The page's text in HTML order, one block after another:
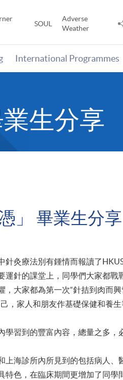
SOUL
Adverse
Weather
International Programmes
生分享
」 畢業生分享
灸療法別有鍾情而報讀了
針的課堂上，同學們大家都戰
大家都為第一次“針拮到肉而興
，家人和朋友作基礎保健和養
習到的豐富內容，總量之多，
海診所內所見到的包括病人、
色，在臨床期間更增加了同學